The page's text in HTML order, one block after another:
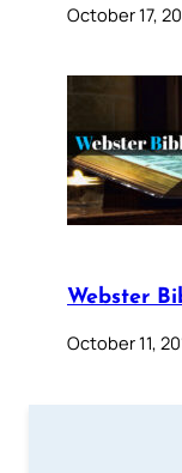
October 17,
Webster
October 11,